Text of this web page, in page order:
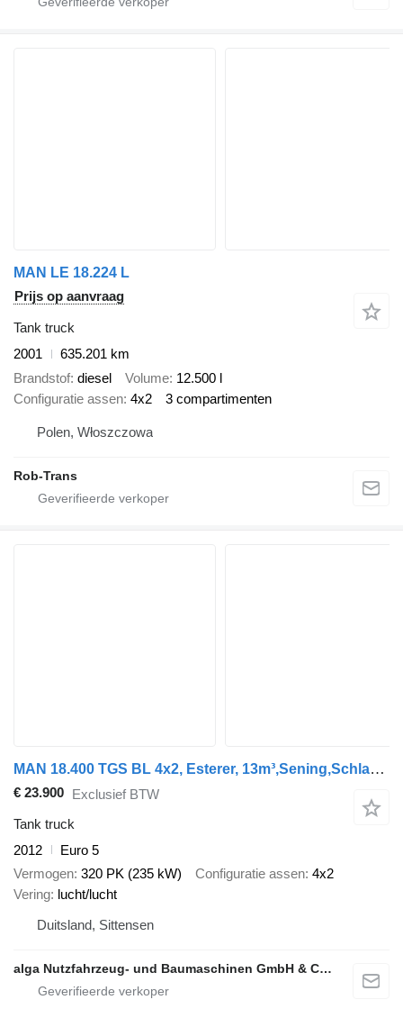
MAN LE 18.224 L
Prijs op aanvraag
Tank truck
2001
635.201 km
Brandstof diesel Volume 12.500 l
Configuratie assen 4x2 3 compartimenten
Polen, Włoszczowa
Rob-Trans
MAN 18.400 TGS BL 4x2, Esterer, 13m³,Sening,Schlauch
€ 23.900 Exclusief BTW
Tank truck
2012
Euro 5
Vermogen 320 PK (235 kW) Configuratie assen 4x2
Vering lucht/lucht
Duitsland, Sittensen
alga Nutzfahrzeug- und Baumaschinen GmbH & Co. KG